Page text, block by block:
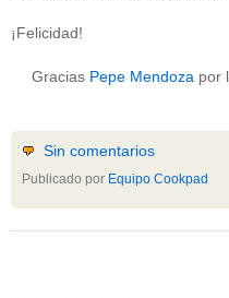
¡Felicidad!
Gracias Pepe Mendoza por
Sin comentarios
Publicado por Equipo Cookpad